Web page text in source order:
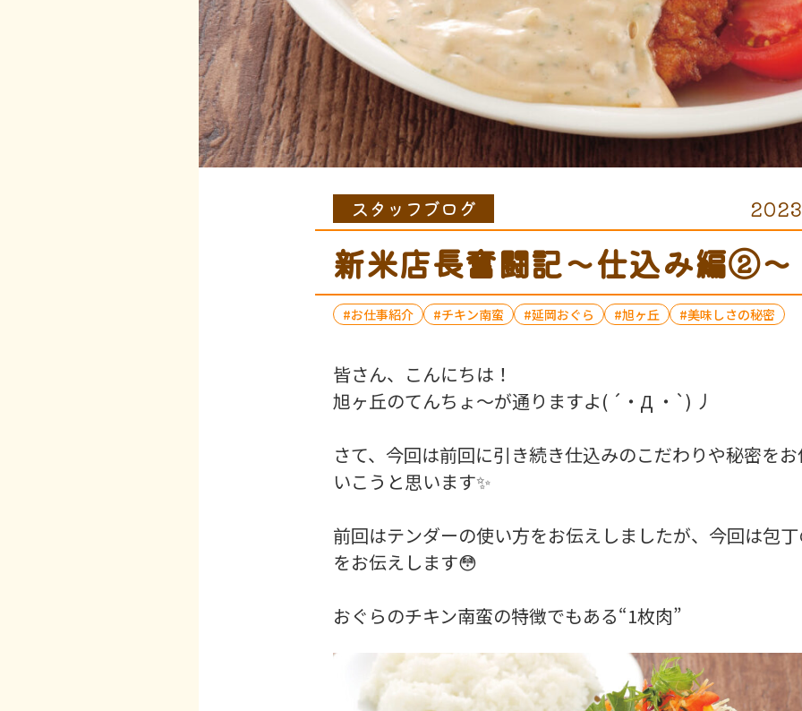
スタッフブログ
新米店長奮闘記〜仕込み編②〜
お仕事紹介 チキン南蛮 延岡おぐら 旭ヶ丘 美味しさの秘密
皆さん、こんにちは！
旭ヶ丘のてんちょ〜が通りますよ( ´・Д ・`) 丿
さて、今回は前回に引き続き仕込みのこだわりや秘密を
いこうと思います✨
前回はテンダーの使い方をお伝えしましたが、今回は包
をお伝えします😳
おぐらのチキン南蛮の特徴でもある“1枚肉”